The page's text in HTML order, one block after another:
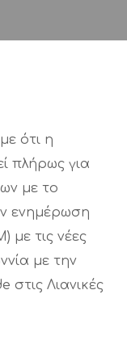
ότι η
πλήρως για
με το
ενημέρωση
τις νέες
με την
στις Λιανικές